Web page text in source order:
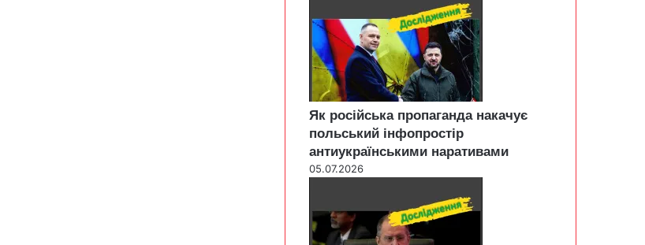
Як російська пропаганда накачує
польський інфопростір
антиукраїнськими наративами
05.07.2026